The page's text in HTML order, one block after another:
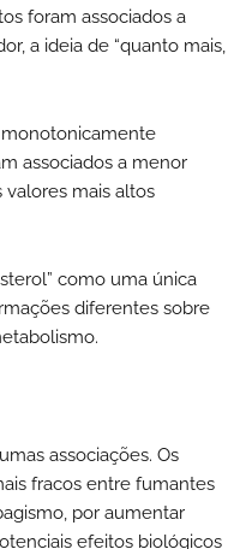
foram associados a
a ideia de “quanto mais,
monotonicamente
associados a menor
valores mais altos
como uma única
diferentes sobre
associações. Os
fracos entre fumantes
por aumentar
efeitos biológicos